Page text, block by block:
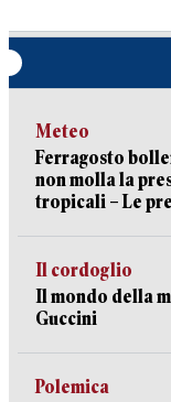
Meteo
Ferragosto
non molla la
tropicali – Le
Il cordoglio
Il mondo della
Guccini
Polemica